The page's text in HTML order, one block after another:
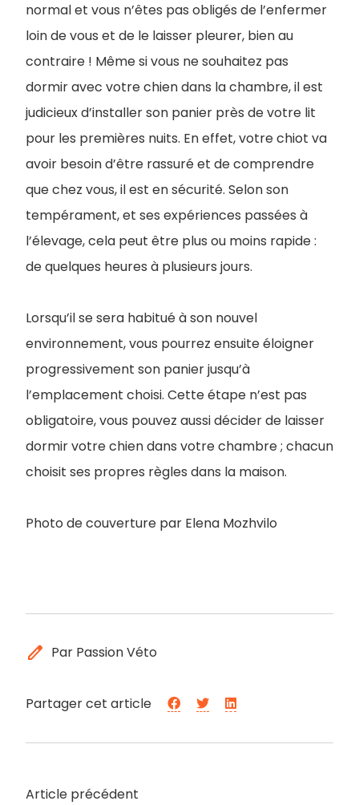
normal et vous n’êtes pas obligés de l’enfermer
loin de vous et de le laisser pleurer, bien au
contraire ! Même si vous ne souhaitez pas
dormir avec votre chien dans la chambre, il est
judicieux d’installer son panier près de votre lit
pour les premières nuits. En effet, votre chiot va
avoir besoin d’être rassuré et de comprendre
que chez vous, il est en sécurité. Selon son
tempérament, et ses expériences passées à
l’élevage, cela peut être plus ou moins rapide :
de quelques heures à plusieurs jours.
Lorsqu’il se sera habitué à son nouvel
environnement, vous pourrez ensuite éloigner
progressivement son panier jusqu’à
l’emplacement choisi. Cette étape n’est pas
obligatoire, vous pouvez aussi décider de laisser
dormir votre chien dans votre chambre ; chacun
choisit ses propres règles dans la maison.
Photo de couverture par Elena Mozhvilo
edit Par Passion Véto
Partager cet article
Article précédent